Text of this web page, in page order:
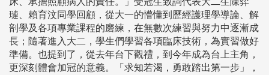
璉、賴育汶同學回顧，從大一的懵懂到歷經護理學導論、解
剖學及各項專業課程的磨練，在無數次練習與努力中逐漸成
長；隨著進入大二，學生們學習各項臨床技術，為實習做好
準備。也提到了，從去年台下觀禮，到今年成為台上主角，
更深刻體會加冠的意義。「求知若渴，勇敢踏出第一步」，